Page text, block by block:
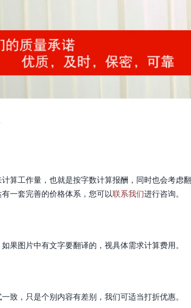
算工作量，也就是按字数计算报酬，同时也会考虑翻
一套完善的价格体系，您可以联系我们进行咨询。
果图片中有文字要翻译的，视具体需求计算费用。
致，只是个别内容有差别，我们可适当打折优惠。